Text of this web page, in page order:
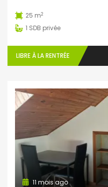
25 m2
1 SDB privée
LIBRE À LA RENTRÉE
11 mois ago